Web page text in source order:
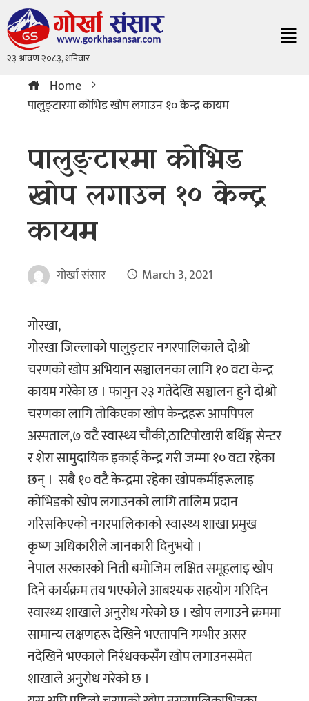
Home
पालुङ्टारमा काेभिड खाेप लगाउन १० केन्द्र कायम
पालुङ्टारमा काेभिड
खाेप लगाउन १० केन्द्र
कायम
गोर्खा संसार March 3, 2021
गाेरखा,
गाेरखा जिल्लाकाे पालुङ्टार नगरपालिकाले दाेश्राे
चरणकाे खाेप अभियान सञ्चालनका लागि १० वटा केन्द्र
कायम गरेकेा छ । फागुन २३ गतेदेखि सञ्चालन हुने दाेश्राे
चरणका लागि ताेकिएका खाेप केन्द्रहरू आपपिपल
अस्पताल,७ वटै स्वास्थ्य चौकी,ठाटिपोखारी बर्थिङ्ग सेन्टर
र शेरा सामुदायिक इकाई केन्द्र गरी जम्मा १० वटा रहेका
छन् । सबै १० वटै केन्द्रमा रहेका खाेपकर्मीहरूलाइ
काेभिडकाे खाेप लगाउनकाे लागि तालिम प्रदान
गरिसकिएकाे नगरपालिकाकाे स्वास्थ्य शाखा प्रमुख
कृष्ण अधिकारीले जानकारी दिनुभयाे ।
नेपाल सरकारकाे निती बमाेजिम लक्षित समूहलाइ खाेप
दिने कार्यक्रम तय भएकाेले आबश्यक सहयाेग गरिदिन
स्वास्थ्य शाखाले अनुराेध गरेकाे छ । खाेप लगाउने क्रममा
सामान्य लक्षणहरू देखिने भएतापनि गम्भीर असर
नदेखिने भएकाले निर्रधक्कसँग खाेप लगाउनसमेत
शाखाले अनुराेध गरेकाे छ ।